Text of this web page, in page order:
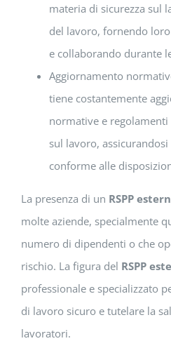
materia di sicurezza sul
del lavoro, fornendo
e collaborando durante
Aggiornamento
tiene costantemente
normative e
sul lavoro, assicurandosi
conforme alle
La presenza di un RSPP
molte aziende, specialmente
numero di dipendenti o che
rischio. La figura del RSPP
professionale e specializzato
di lavoro sicuro e tutelare la
lavoratori.